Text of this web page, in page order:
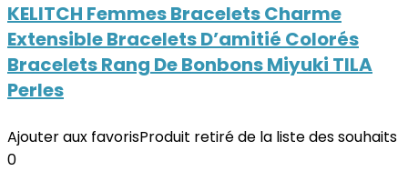
KELITCH Femmes Bracelets Charme
Extensible Bracelets D’amitié Colorés
Bracelets Rang De Bonbons Miyuki TILA
Perles
Ajouter aux favorisProduit retiré de la liste des souhaits
0